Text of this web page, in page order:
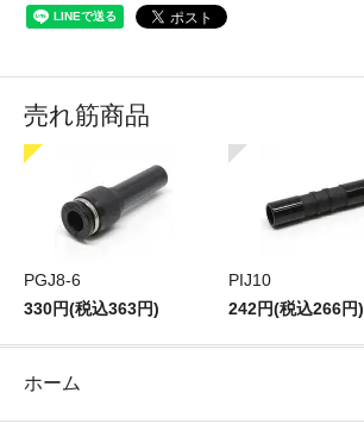
売れ筋商品
PGJ8-6
330円(税込363円)
PIJ10
242円(税込266円)
ホーム